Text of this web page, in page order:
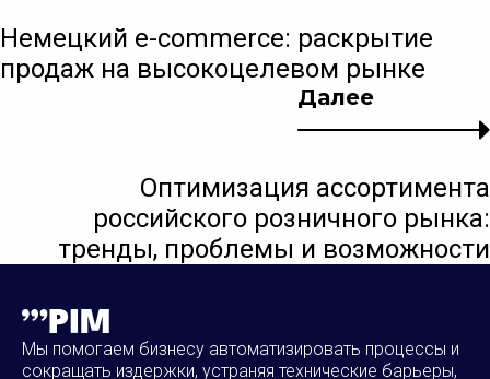
Далее
Оптимизация ассортимента
российского розничного рынка:
тренды, проблемы и возможности
Немецкий e-commerce: раскрытие
продаж на высокоцелевом рынке
Мы помогаем бизнесу автоматизировать процессы и
сокращать издержки, устраняя технические барьеры,